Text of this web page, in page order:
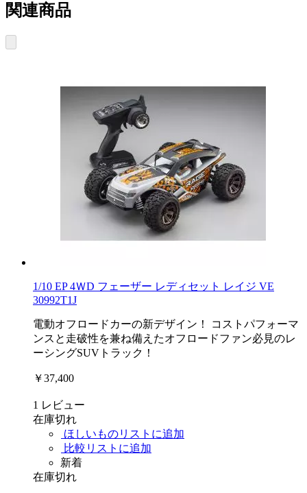
関連商品
1/10 EP 4ＷD フェーザー レディセット レイジ VE
30992T1J
電動オフロードカーの新デザイン！ コストパフォーマ
ンスと走破性を兼ね備えたオフロードファン必見のレ
ーシングSUVトラック！
￥37,400
1 レビュー
在庫切れ
ほしいものリストに追加
比較リストに追加
新着
在庫切れ